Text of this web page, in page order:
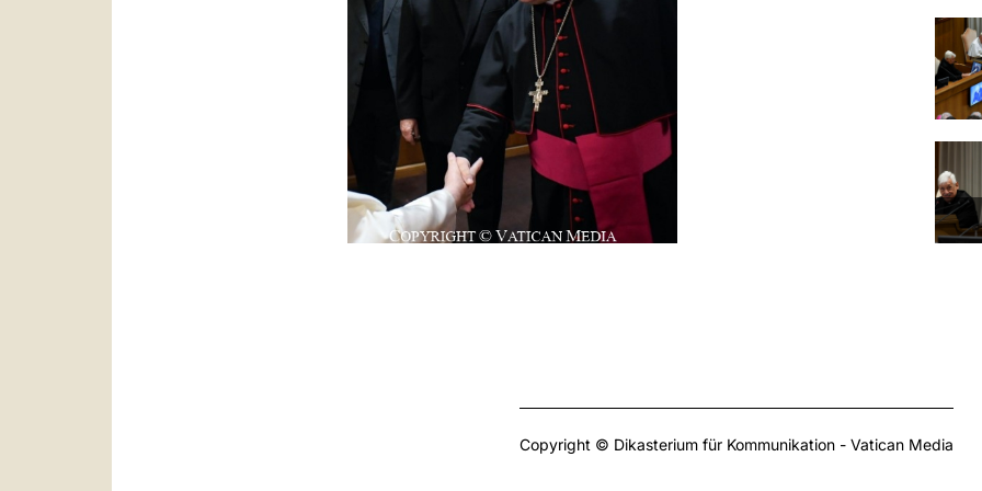
Copyright © Dikasterium für Kommunikation - Vatican Media